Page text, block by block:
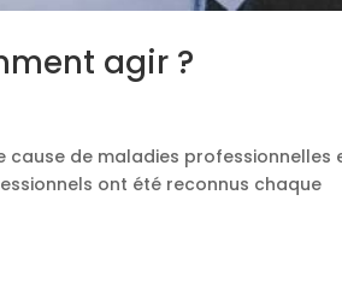
agir ?
cause de maladies professionnelles
ont été reconnus chaque